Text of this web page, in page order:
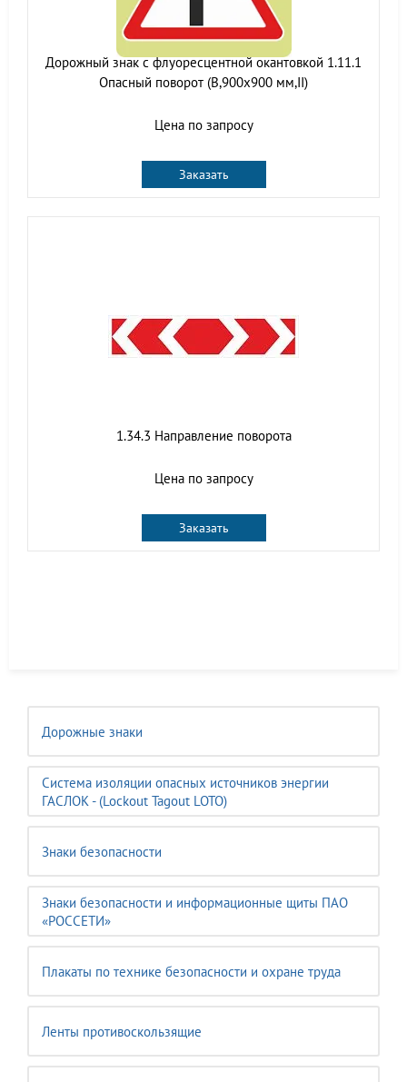
Дорожные знаки
Система изоляции опасных источников энергии
ГАСЛОК - (Lockout Tagout LOTO)
Знаки безопасности
Знаки безопасности и информационные щиты ПАО
«РОССЕТИ»
Плакаты по технике безопасности и охране труда
Ленты противоскользящие
Дорожный знак с флуоресцентной окантовкой 1.11.1
Опасный поворот (В,900x900 мм,II)
Цена по запросу
Заказать
1.34.3 Направление поворота
Цена по запросу
Заказать